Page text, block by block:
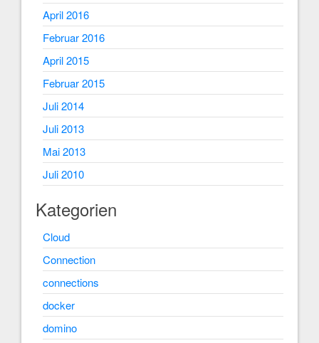
April 2016
Februar 2016
April 2015
Februar 2015
Juli 2014
Juli 2013
Mai 2013
Juli 2010
Kategorien
Cloud
Connection
connections
docker
domino